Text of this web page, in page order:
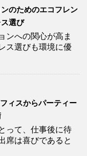
のためのエコフレン
選び
ンへの関心が高ま
ス選びも環境に優
ィスからパーティー
って、仕事後に待
席は喜びであると